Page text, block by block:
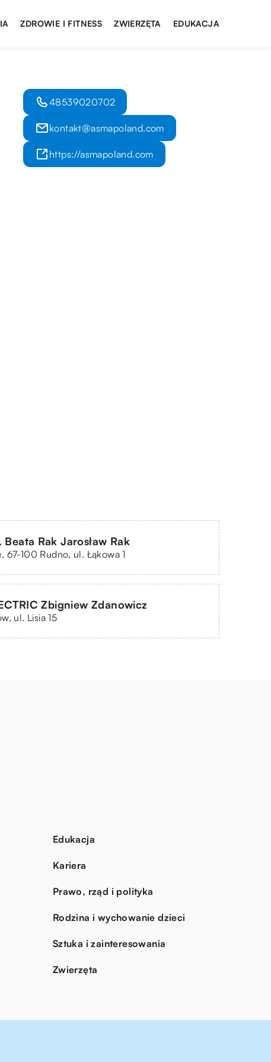
ZDROWIE I FITNESS ZWIERZĘTA EDUKACJA
48539020702
kontakt@asmapoland.com
https://asmapoland.com
Beata Rak Jarosław Rak
67-100 Rudno, ul. Łąkowa 1
Zbigniew Zdanowicz
ul. Lisia 15
Edukacja
Kariera
Prawo, rząd i polityka
Rodzina i wychowanie dzieci
Sztuka i zainteresowania
Zwierzęta